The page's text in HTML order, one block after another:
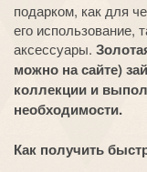
подарком, как для
его использование,
аксессуары.
можно на сайте)
коллекции и
необходимости.
Как получить